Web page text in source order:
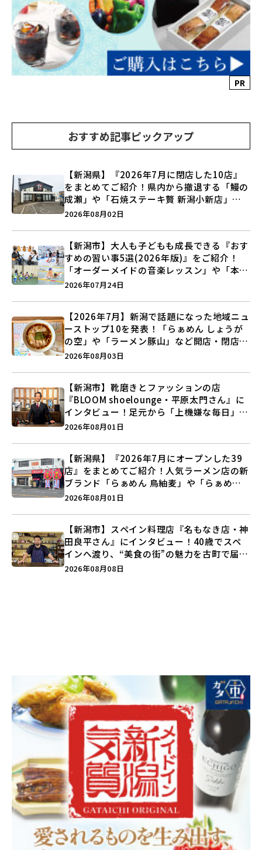
PR
おすすめ記事ピックアップ
【新潟県】『2026年7月に閉店した10店』
をまとめてご紹介！県内から撤退する「鰻の
成瀬」や「石焼ステーキ贅 新潟小新店」が
営業に幕…。
2026年08月02日
【新潟市】大人も子どもも成長できる『おす
すめの習い事5選(2026年版)』をご紹介！
「オーダーメイドの音楽レッスン」や「本格
キックボクシング」で新しい自分を見つけよ
2026年07月24日
【2026年7月】新潟で話題になった地域ニュ
ーストップ10を発表！「らぁめん しょうが
の空」や「ラーメン豚山」など開店・閉店の
注目記事をランキングでご紹介♪
2026年08月03日
【新潟市】靴磨きとファッションの店
『BLOOM shoelounge・平原太門さん』に
インタビュー！足元から「上機嫌な毎日」を
つくる装いの提案とは？
2026年08月01日
【新潟県】『2026年7月にオープンした39
店』をまとめてご紹介！人気ラーメン店の新
ブランド「らぁめん 鳥紬麦」や「らぁめん
しょうがの空」など盛りだくさん♪
2026年08月01日
【新潟市】スペイン料理店『名もなき店・神
田良平さん』にインタビュー！40歳でスペ
インへ渡り、“美食の街”の魅力を古町で届け
る♪
2026年08月08日